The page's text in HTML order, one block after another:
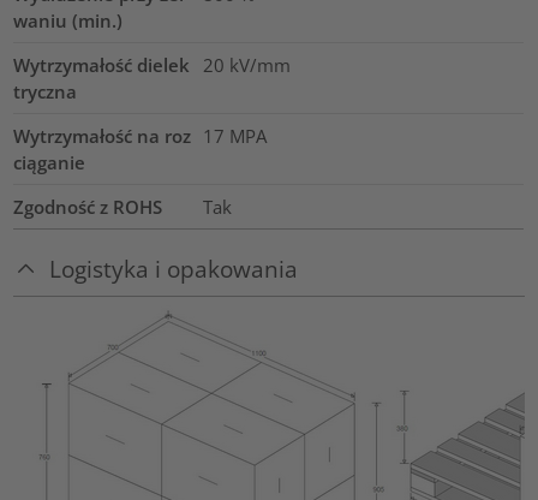
waniu (min.)
Wytrzymałość dielek
tryczna
20 kV/mm
Wytrzymałość na roz
ciąganie
17 MPA
Zgodność z ROHS Tak
Logistyka i opakowania